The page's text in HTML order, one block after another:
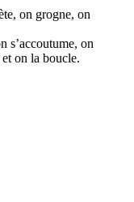
on grogne, on
s’accoutume, on
on la boucle.